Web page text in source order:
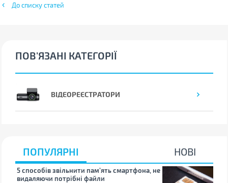
До списку статей
ПОВ'ЯЗАНІ КАТЕГОРІЇ
ВІДЕОРЕЄСТРАТОРИ
ПОПУЛЯРНІ НОВІ
5 способів звільнити пам’ять смартфона, не
видаляючи потрібні файли